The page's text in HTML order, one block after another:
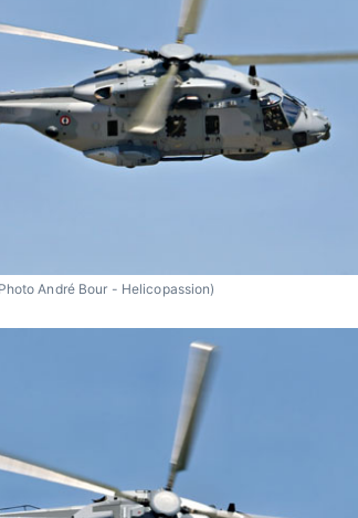
André Bour - Helicopassion)